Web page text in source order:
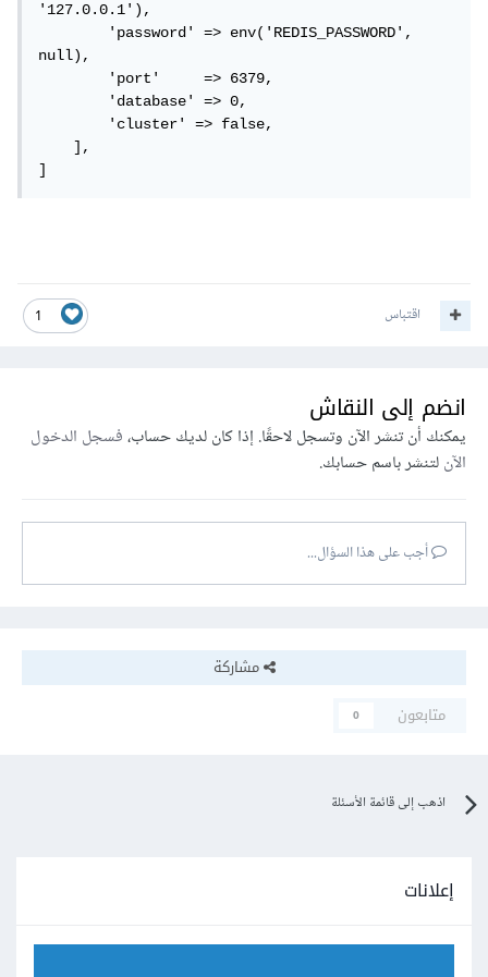
'127.0.0.1'),
        'password' => env('REDIS_PASSWORD',
null),
        'port'     => 6379,
        'database' => 0,
        'cluster' => false,
    ],
]
1 اقتباس
انضم إلى النقاش
يمكنك أن تنشر الآن وتسجل لاحقًا. إذا كان لديك حساب،فسجل الدخول
الآنلتنشر باسم حسابك.
أجب على هذا السؤال...
مشاركة
متابعون
0
اذهب إلى قائمة الأسئلة
إعلانات